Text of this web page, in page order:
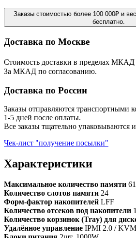
Заказы стоимостью более 100 000₽ и
бесплатно.
Доставка по Москве
Стоимость доставки в пределах МКАД
За МКАД по согласованию.
Доставка по России
Заказы отправляются транспортными
1-5 дней после оплаты.
Все заказы тщательно упаковываются
Чек-лист "получение посылки"
Характеристики
Максимальное количество памяти
Количество слотов памяти 24
Форм-фактор накопителей LFF
Количество отсеков под накопители
Количество корзинок (Tray) для
Удалённое управление IPMI 2.0 / KVM